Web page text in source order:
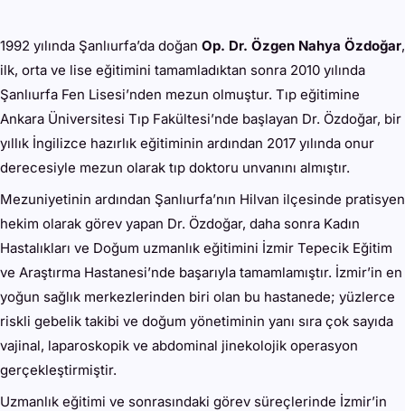
1992 yılında Şanlıurfa’da doğan Op. Dr. Özgen Nahya Özdoğar,
ilk, orta ve lise eğitimini tamamladıktan sonra 2010 yılında
Şanlıurfa Fen Lisesi’nden mezun olmuştur. Tıp eğitimine
Ankara Üniversitesi Tıp Fakültesi’nde başlayan Dr. Özdoğar, bir
yıllık İngilizce hazırlık eğitiminin ardından 2017 yılında onur
derecesiyle mezun olarak tıp doktoru unvanını almıştır.
Mezuniyetinin ardından Şanlıurfa’nın Hilvan ilçesinde pratisyen
hekim olarak görev yapan Dr. Özdoğar, daha sonra Kadın
Hastalıkları ve Doğum uzmanlık eğitimini İzmir Tepecik Eğitim
ve Araştırma Hastanesi’nde başarıyla tamamlamıştır. İzmir’in en
yoğun sağlık merkezlerinden biri olan bu hastanede; yüzlerce
riskli gebelik takibi ve doğum yönetiminin yanı sıra çok sayıda
vajinal, laparoskopik ve abdominal jinekolojik operasyon
gerçekleştirmiştir.
Uzmanlık eğitimi ve sonrasındaki görev süreçlerinde İzmir’in